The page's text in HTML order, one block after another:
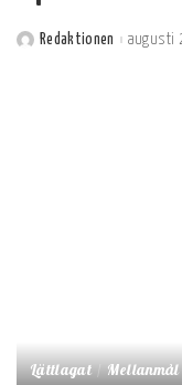
PostatRedaktionen augusti
Lättlagat Mellanmål